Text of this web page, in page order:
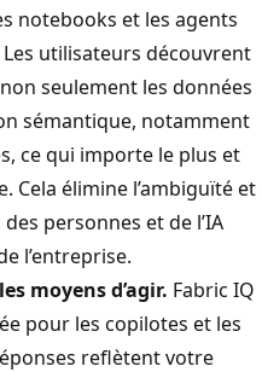
notebooks et les agents
utilisateurs découvrent
seulement les données
sémantique, notamment
ce qui importe le plus et
Cela élimine l’ambiguïté et
personnes et de l’IA
l’entreprise.
moyens d’agir. Fabric IQ
pour les copilotes et les
reflètent votre